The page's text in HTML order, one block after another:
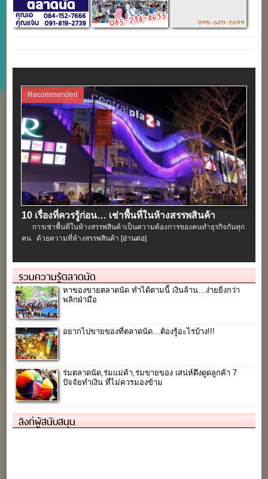
Recommended
10 เรื่องที่ควรรู้ก่อน… เช่าพื้นที่ในห้างสรรพสินค้า
การเช่าพื้นที่ในห้างสรรพสินค้าเป็นความต้องการของคนทำธุรกิจกันทุก
คน ด้วยความที่ห้างสรรพสินค้า[อ่านต่อ]
รวมความรู้ตลาดนัด
หาของขายตลาดนัด ทำได้ตามนี้ เงินล้าน…ง่ายยิ่งกว่า
พลิกฝ่ามือ
อยากไปขายของที่ตลาดนัด…ต้องรู้อะไรบ้าง!!!
ร่มตลาดนัด,ร่มแม่ค้า,ร่มขายของ เสน่ห์ดึงดูดลูกค้า 7
ปัจจัยทำเงิน ที่ไม่ควรมองข้าม
ลิงก์ผู้สนับสนุน